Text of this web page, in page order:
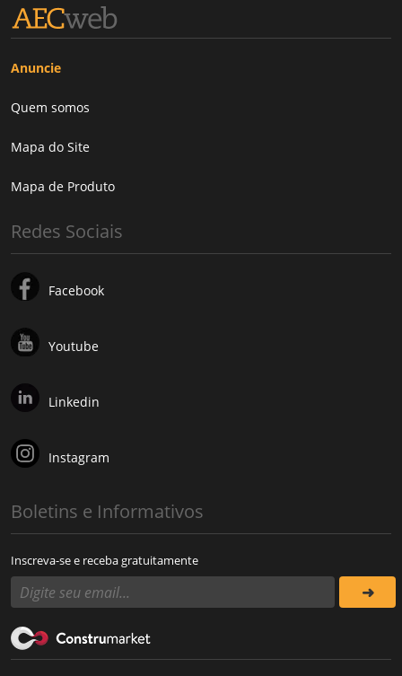
Anuncie
Quem somos
Mapa do Site
Mapa de Produto
Redes Sociais
Facebook
Youtube
Linkedin
Instagram
Boletins e Informativos
Inscreva-se e receba gratuitamente